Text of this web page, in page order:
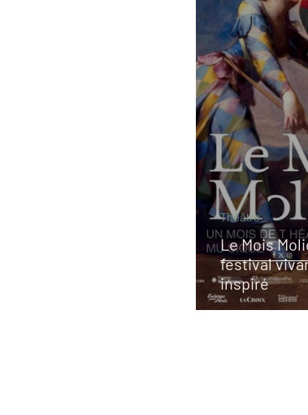
Événement
Offre spéciale
Le Mois
festival
inspiré
Théâtre